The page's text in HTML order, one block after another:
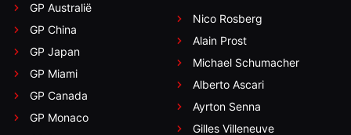
GP Australië
GP China
GP Japan
GP Miami
GP Canada
GP Monaco
Nico Rosberg
Alain Prost
Michael Schumacher
Alberto Ascari
Ayrton Senna
Gilles Villeneuve